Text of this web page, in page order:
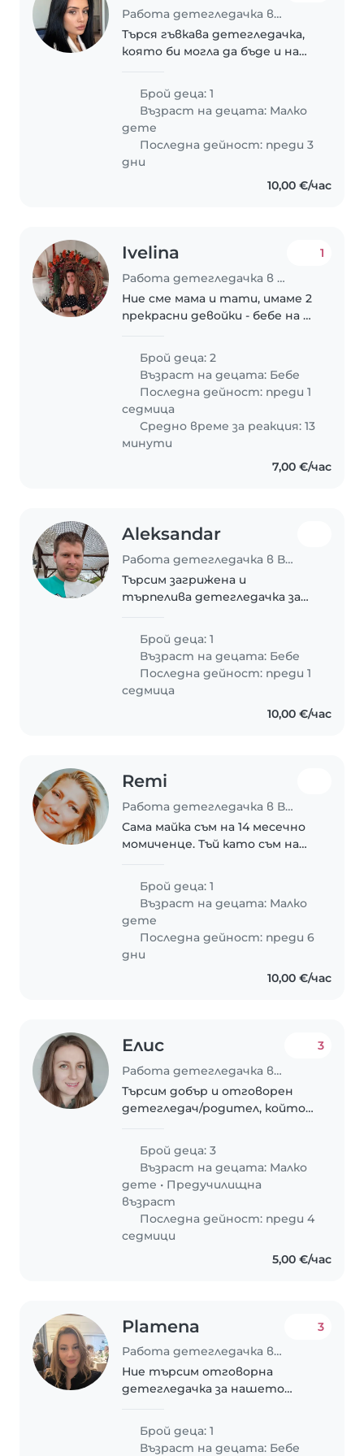
Работа детегледачка в Варна
Търся гъвкава детегледачка,
която би могла да бъде и на
когато детето ми спи.
Брой деца: 1
Възраст на децата: Малко
дете
Последна дейност: преди 3
дни
10,00 €/час
Ivelina
Работа детегледачка в Варна
1
Ние сме мама и тати, имаме 2
прекрасни девойки - бебе на 8
Брой деца: 2
Възраст на децата: Бебе
Последна дейност: преди 1
седмица
Средно време за реакция: 13
минути
7,00 €/час
Aleksandar
Работа детегледачка в Варна
Търсим загрижена и
търпелива детегледачка за
Предпочитаме човек, който
говори български, руски и
английски.
Брой деца: 1
Възраст на децата: Бебе
Последна дейност: преди 1
седмица
10,00 €/час
Remi
Работа детегледачка в Варна
Сама майка съм на 14 месечно
момиченце. Тъй като съм на
петък от 10:00 до 18:00 си
търсим енергична, усмихната
и забавна приятелка която да
прекара времето..
Брой деца: 1
Възраст на децата: Малко
дете
Последна дейност: преди 6
дни
10,00 €/час
Елис
Работа детегледачка в Варна
3
Търсим добър и отговорен
детегледач/родител, който
възраст и едно в ясла 2г+.
Децата ни са енергични,
любопитни и творчески.
Искаме..
Брой деца: 3
Възраст на децата: Малко
дете • Предучилищна
възраст
Последна дейност: преди 4
седмици
5,00 €/час
Plamena
Работа детегледачка в Варна
3
Ние търсим отговорна
детегледачка за нашето
у дома! Важно е да сте удобна
с домашни любимци и да
Брой деца: 1
Възраст на децата: Бебе